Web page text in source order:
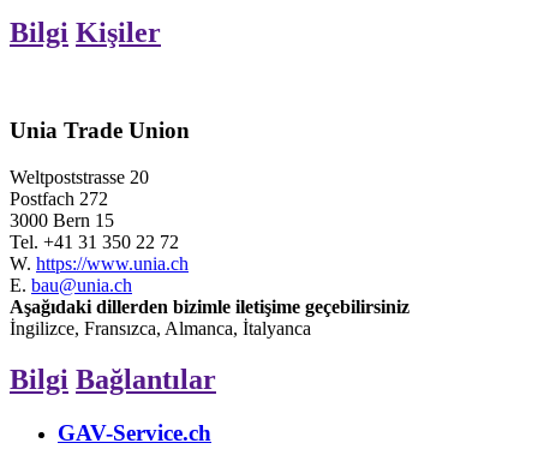
Bilgi Kişiler
Unia Trade Union
Weltpoststrasse 20
Postfach 272
3000 Bern 15
Tel. +41 31 350 22 72
W. https://www.unia.ch
E. bau@unia.ch
Aşağıdaki dillerden bizimle iletişime geçebilirsiniz
İngilizce, Fransızca, Almanca, İtalyanca
Bilgi Bağlantılar
GAV-Service.ch